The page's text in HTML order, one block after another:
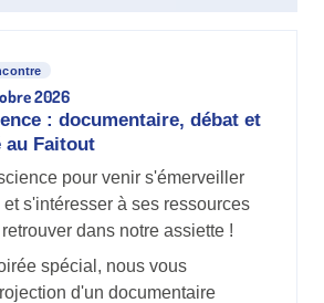
2026
: documentaire, débat et
au Faitout
pour venir s'émerveiller
s'intéresser à ses ressources
dans notre assiette !
spécial, nous vous
d'un documentaire